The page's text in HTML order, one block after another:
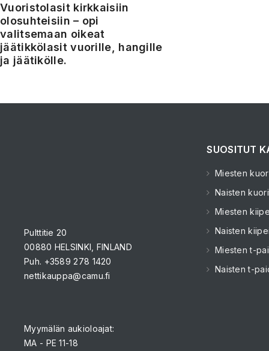
Vuoristolasit kirkkaisiin
olosuhteisiin – opi
valitsemaan oikeat
jäätikkölasit vuorille, hangille
ja jäätikölle.
Pulttitie 20
00880 HELSINKI, FINLAND
Puh. +3589 278 1420
nettikauppa@camu.fi
Myymälän aukioloajat:
MA - PE 11-18
SUOSITUT
Miesten
Naisten
Miesten
Naisten
Miesten t-
Naisten t-